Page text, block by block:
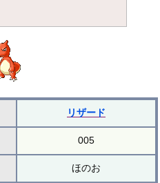
リザード
005
ほのお